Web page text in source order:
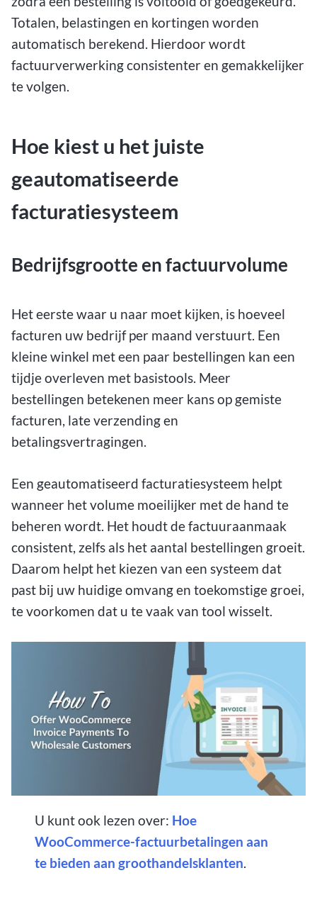
Totalen, belastingen en kortingen worden
automatisch berekend. Hierdoor wordt
factuurverwerking consistenter en gemakkelijker
te volgen.
Hoe kiest u het juiste
geautomatiseerde
facturatiesysteem
Bedrijfsgrootte en factuurvolume
Het eerste waar u naar moet kijken, is hoeveel
facturen uw bedrijf per maand verstuurt. Een
kleine winkel met een paar bestellingen kan een
tijdje overleven met basistools. Meer
bestellingen betekenen meer kans op gemiste
facturen, late verzending en
betalingsvertragingen.
Een geautomatiseerd facturatiesysteem helpt
wanneer het volume moeilijker met de hand te
beheren wordt. Het houdt de factuuraanmaak
consistent, zelfs als het aantal bestellingen groeit.
Daarom helpt het kiezen van een systeem dat
past bij uw huidige omvang en toekomstige groei,
te voorkomen dat u te vaak van tool wisselt.
U kunt ook lezen over: Hoe
WooCommerce-factuurbetalingen aan
te bieden aan groothandelsklanten.